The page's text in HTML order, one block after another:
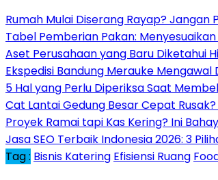
Rumah Mulai Diserang Rayap? Jangan
Tabel Pemberian Pakan:
Aset Perusahaan yang Baru Diketahui
Ekspedisi Bandung Merauke
5 Hal yang Perlu Diperiksa Saat
Cat Lantai Gedung Besar Cepat
Proyek Ramai tapi Kas Kering? Ini
Jasa SEO Terbaik Indonesia 2026: 3
Tag : Bisnis Katering Efisiensi Ruang